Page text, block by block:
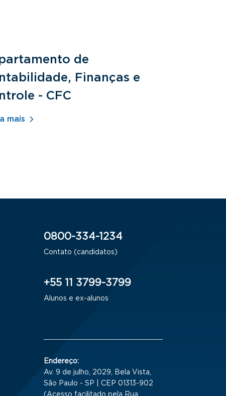
de
Finanças e
- CFC
mais
0800-334-1234
Contato (candidatos)
+55 11 3799-3799
Alunos e ex-alunos
Endereço:
Av. 9 de julho, 2029, Bela Vista,
São Paulo - SP | CEP 01313-902
(Acesso facilitado pela Rua